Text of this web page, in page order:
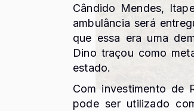
Cândido Mendes,
ambulância será
que essa era uma
Dino traçou como
estado.
Com investimento de
pode ser utilizado